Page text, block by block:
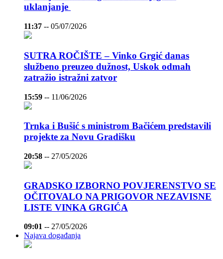
uklanjanje
11:37 -- 05/07/2026
SUTRA ROČIŠTE – Vinko Grgić danas
službeno preuzeo dužnost, Uskok odmah
zatražio istražni zatvor
15:59 -- 11/06/2026
Trnka i Bušić s ministrom Bačićem predstavili
projekte za Novu Gradišku
20:58 -- 27/05/2026
GRADSKO IZBORNO POVJERENSTVO SE
OČITOVALO NA PRIGOVOR NEZAVISNE
LISTE VINKA GRGIĆA
09:01 -- 27/05/2026
Najava događanja